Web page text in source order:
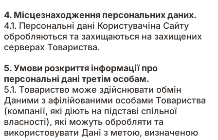
4. Місцезнаходження персональних даних.
4.1. Персональні дані Користувачіна Сайту
обробляються та захищаються на захищених
серверах Товариства.
5. Умови розкриття інформації про
персональні дані третім особам.
5.1. Товариство може здійснювати обмін
Даними з афілійованими особами Товариства
(компанії, які діють на підставі спільної
власності), які можуть обробляти та
використовувати Дані з метою, визначеною